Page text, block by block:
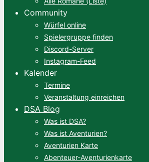
Community
Würfel online
Spielergruppe finden
Discord-Server
Instagram-Feed
Kalender
Termine
Veranstaltung einreichen
DSA Blog
Was ist DSA?
Was ist Aventurien?
Aventurien Karte
Abenteuer-Aventurienkarte